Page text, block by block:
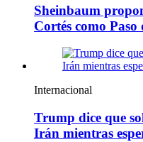
Sheinbaum
Cortés como
Internacional
Trump dice que
Irán mientras